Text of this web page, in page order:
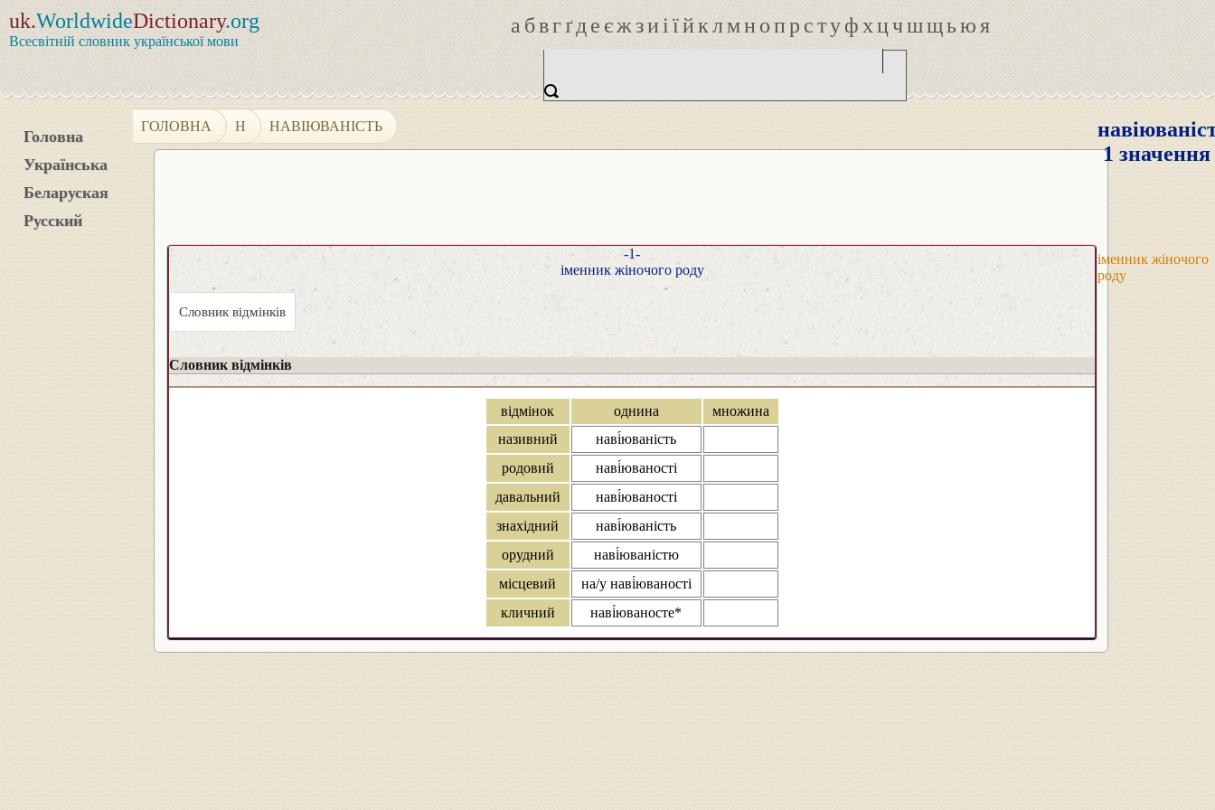
uk.WorldwideDictionary.org
Всесвітній словник української мови
абвгґдеєжзиіїйклмнопрстуфхцчшщьюя
Головна
Українська
Беларуская
Русский
ГОЛОВНА Н НАВІЮВАНІСТЬ
1 значення
іменник жіночого
роду
-1-
іменник жіночого роду
Словник відмінків
Словник відмінків
відмінок однина
множина
називний
наві́юваність
родовий
наві́юваності
давальний
наві́юваності
знахідний
наві́юваність
орудний
наві́юваністю
місцевий
на/у наві́юваності
кличний
наві́юваносте*